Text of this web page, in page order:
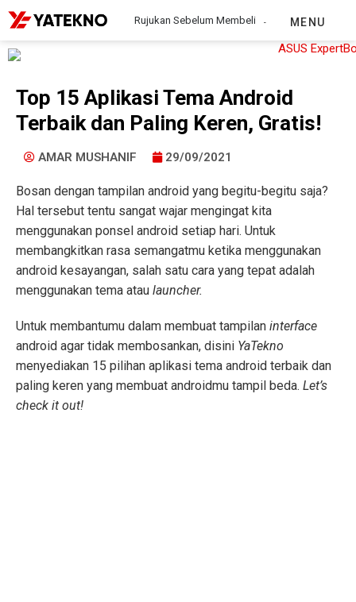
Rujukan Sebelum Membeli MENU
Top 15 Aplikasi Tema Android
Terbaik dan Paling Keren, Gratis!
AMAR MUSHANIF 29/09/2021
Bosan dengan tampilan android yang begitu-begitu saja?
Hal tersebut tentu sangat wajar mengingat kita
menggunakan ponsel android setiap hari. Untuk
membangkitkan rasa semangatmu ketika menggunakan
android kesayangan, salah satu cara yang tepat adalah
menggunakan tema atau launcher.
Untuk membantumu dalam membuat tampilan interface
android agar tidak membosankan, disini YaTekno
menyediakan 15 pilihan aplikasi tema android terbaik dan
paling keren yang membuat androidmu tampil beda. Let’s
check it out!